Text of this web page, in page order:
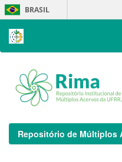
Skip
navigation
BRASIL
Repositório de Múltiplos